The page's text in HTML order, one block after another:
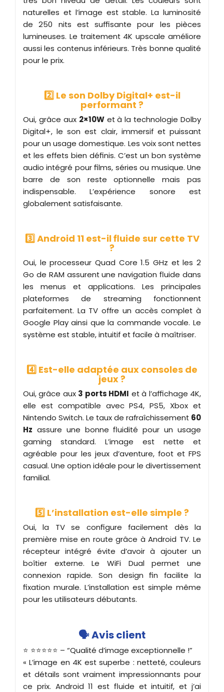
naturelles et l’image est stable. La luminosité
de 250 nits est suffisante pour les pièces
lumineuses. Le traitement 4K upscale améliore
aussi les contenus inférieurs. Très bonne qualité
pour le prix.
2️⃣ Le son Dolby Digital+ est-il
performant ?
Oui, grâce aux 2×10Wet à la technologie Dolby
Digital+, le son est clair, immersif et puissant
pour un usage domestique. Les voix sont nettes
et les effets bien définis. C’est un bon système
audio intégré pour films, séries ou musique. Une
barre de son reste optionnelle mais pas
indispensable. L’expérience sonore est
globalement satisfaisante.
3️⃣ Android 11 est-il fluide sur cette TV
?
Oui, le processeur Quad Core 1.5 GHz et les 2
Go de RAM assurent une navigation fluide dans
les menus et applications. Les principales
plateformes de streaming fonctionnent
parfaitement. La TV offre un accès complet à
Google Play ainsi que la commande vocale. Le
système est stable, intuitif et facile à maîtriser.
4️⃣ Est-elle adaptée aux consoles de
jeux ?
Oui, grâce aux 3 ports HDMI et à l’affichage 4K,
elle est compatible avec PS4, PS5, Xbox et
Nintendo Switch. Le taux de rafraîchissement 60
Hz assure une bonne fluidité pour un usage
gaming standard. L’image est nette et
agréable pour les jeux d’aventure, foot et FPS
casual. Une option idéale pour le divertissement
familial.
5️⃣ L’installation est-elle simple ?
Oui, la TV se configure facilement dès la
première mise en route grâce à Android TV. Le
récepteur intégré évite d’avoir à ajouter un
boîtier externe. Le WiFi Dual permet une
connexion rapide. Son design fin facilite la
fixation murale. L’installation est simple même
pour les utilisateurs débutants.
🗣️ Avis client
⭐ ⭐⭐⭐⭐⭐ – “Qualité d’image exceptionnelle !”
« L’image en 4K est superbe : netteté, couleurs
et détails sont vraiment impressionnants pour
ce prix. Android 11 est fluide et intuitif, et j’ai